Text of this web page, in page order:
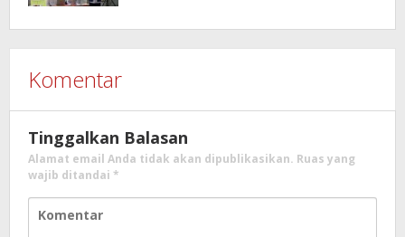
Komentar
Tinggalkan Balasan
Alamat email Anda tidak akan dipublikasikan. Ruas yang
wajib ditandai *